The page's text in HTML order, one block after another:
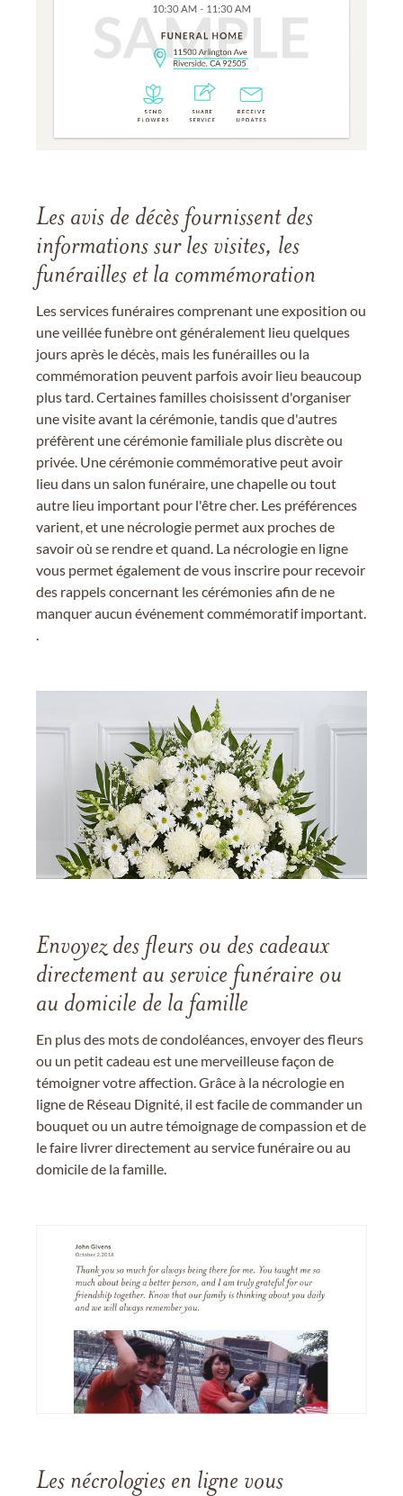
Les avis de décès fournissent des
informations sur les visites, les
funérailles et la commémoration
Les services funéraires comprenant une exposition ou
une veillée funèbre ont généralement lieu quelques
jours après le décès, mais les funérailles ou la
commémoration peuvent parfois avoir lieu beaucoup
plus tard. Certaines familles choisissent d'organiser
une visite avant la cérémonie, tandis que d'autres
préfèrent une cérémonie familiale plus discrète ou
privée. Une cérémonie commémorative peut avoir
lieu dans un salon funéraire, une chapelle ou tout
autre lieu important pour l'être cher. Les préférences
varient, et une nécrologie permet aux proches de
savoir où se rendre et quand. La nécrologie en ligne
vous permet également de vous inscrire pour recevoir
des rappels concernant les cérémonies afin de ne
manquer aucun événement commémoratif important.
Envoyez des fleurs ou des cadeaux
directement au service funéraire ou
au domicile de la famille
En plus des mots de condoléances, envoyer des fleurs
ou un petit cadeau est une merveilleuse façon de
témoigner votre affection. Grâce à la nécrologie en
ligne de Réseau Dignité, il est facile de commander un
bouquet ou un autre témoignage de compassion et de
le faire livrer directement au service funéraire ou au
domicile de la famille.
Les nécrologies en ligne vous